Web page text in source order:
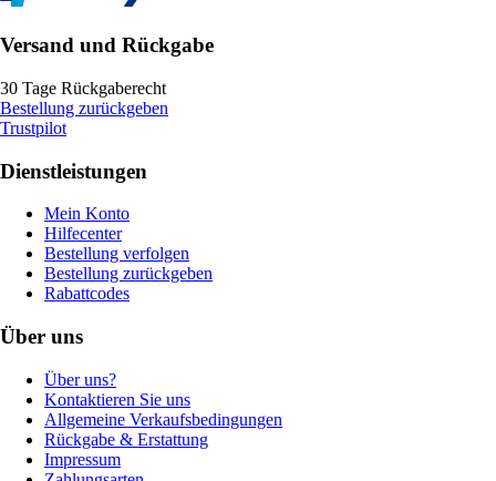
Versand und Rückgabe
30 Tage Rückgaberecht
Bestellung zurückgeben
Trustpilot
Dienstleistungen
Mein Konto
Hilfecenter
Bestellung verfolgen
Bestellung zurückgeben
Rabattcodes
Über uns
Über uns?
Kontaktieren Sie uns
Allgemeine Verkaufsbedingungen
Rückgabe & Erstattung
Impressum